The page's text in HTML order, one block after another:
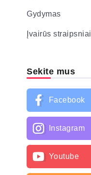
Gydymas
Įvairūs straipsniai
Sekite mus
Facebook
Instagram
Youtube